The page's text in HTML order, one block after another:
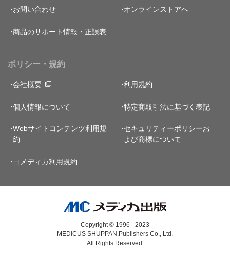
お問い合わせ オンラインストアへ
商品のサポート情報・正誤表
ポリシー・規約
会社概要 利用規約
個人情報について 特定商取引法に基づく表記
Webサイトコンテンツ利用規
約
セキュリティーポリシーお
よび商標について
ヨメディカ利用規約
Copyright © 1996 - 2023
MEDICUS SHUPPAN,Publishers Co., Ltd.
All Rights Reserved.